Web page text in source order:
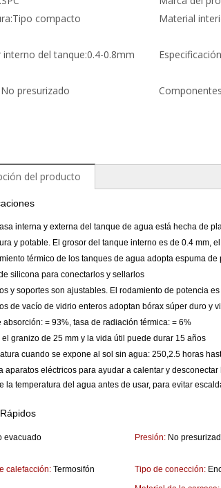
Tubo de vacío de
Calentador solar de
agua
Bobina de cobre
Tipo compacto Material
interno del tanque:0.4-0.8mm
No presurizado
del producto
interna y externa del tanque de agua está hecha de
y potable. El grosor del tanque interno es de 0.4 mm,
térmico de los tanques de agua adopta espuma
silicona para conectarlos y sellarlos
y soportes son ajustables. El rodamiento de potencia
de vacío de vidrio enteros adoptan bórax súper duro y
absorción: = 93%, tasa de radiación térmica: = 6%
el granizo de 25 mm y la vida útil puede durar 15 años
cuando se expone al sol sin agua: 250,2.5 horas
aparatos eléctricos para ayudar a calentar y
la temperatura del agua antes de usar, para evitar
evacuado Presión: No
calefacción: Termosifón
Tipo de conección: